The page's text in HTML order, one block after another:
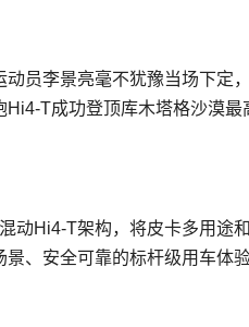
员李景亮毫不犹豫当场下定
T成功登顶库木塔格沙漠
动Hi4-T架构，将皮卡多用途
、安全可靠的标杆级用车体